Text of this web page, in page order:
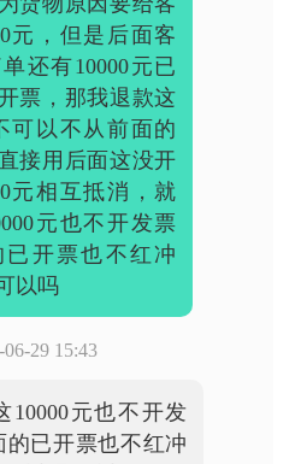
元，但是后面客
还有10000元已
票，那我退款这
可以不从前面的
接用后面这没开
元相互抵消，就
元也不开发票
已开票也不红冲
以吗
06-29 15:43
10000元也不开发
的已开票也不红冲